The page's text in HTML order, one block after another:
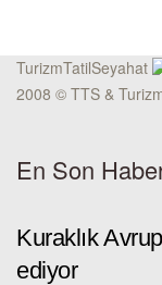
TurizmTatilSeyahat
2008 © TTS &
En Son
Kuraklık
ediyor